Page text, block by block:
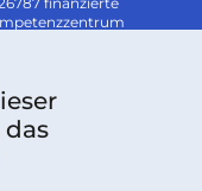
weitere
das